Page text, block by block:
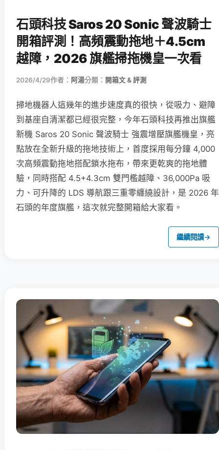
石頭科技 Saros 20 Sonic 聲波騎士
開箱評測！高頻震動拖地＋4.5cm
越障，2026 旗艦掃拖機皇一次看
2026/4/29作者： 阿湯分類： 開箱文 & 評測
掃地機器人這幾年的進步速度真的很快，從吸力、避障
到基座自清潔都已經很完整，今年石頭科技再推出旗艦
新機 Saros 20 Sonic 聲波騎士 強震增壓旗艦機皇，亮
點放在全新升級的拖地技術上，首度採用每分鐘 4,000
次高頻震動拖地搭配鎖水拖布，帶來更乾爽的拖地體
驗，同時搭配 4.5+4.3cm 雙門檻越障、36,000Pa 吸
力、可升降的 LDS 導航跟三重零纏繞設計，是 2026 年
石頭的年度旗艦，這次就完整開箱給大家看。
繼續閱讀→